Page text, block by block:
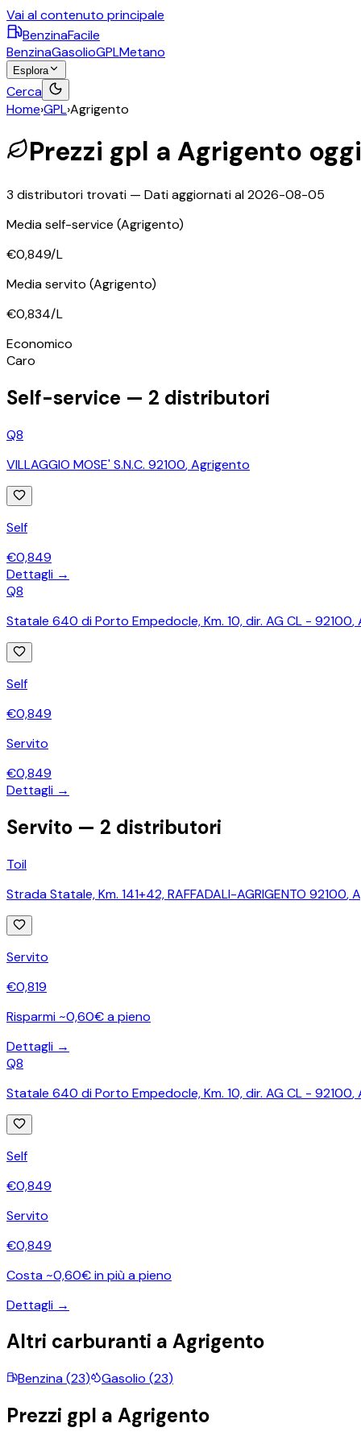
Vai al contenuto principale
BenzinaFacile
BenzinaGasolioGPLMetano
Esplora
Cerca
Home›GPL›Agrigento
Prezzi gpl a Agrigento oggi
3 distributori trovati — Dati aggiornati al2026-08-05
Media self-service (Agrigento)
€0,849/L
Media servito (Agrigento)
€0,834/L
Economico
Caro
Self-service — 2 distributori
Q8
VILLAGGIO MOSE' S.N.C. 92100,Agrigento
Self
€0,849
Dettagli →
Q8
Statale 640 di Porto Empedocle, Km. 10, dir. AG CL - 92100,
Self
€0,849
Servito
€0,849
Dettagli →
Servito — 2 distributori
Toil
Strada Statale, Km. 141+42, RAFFADALI-AGRIGENTO 92100,
Servito
€0,819
Risparmi ~0,60€ a pieno
Dettagli →
Q8
Statale 640 di Porto Empedocle, Km. 10, dir. AG CL - 92100,
Self
€0,849
Servito
€0,849
Costa ~0,60€ in più a pieno
Dettagli →
Altri carburanti a Agrigento
Benzina(23) Gasolio (23)
Prezzi gpl a Agrigento